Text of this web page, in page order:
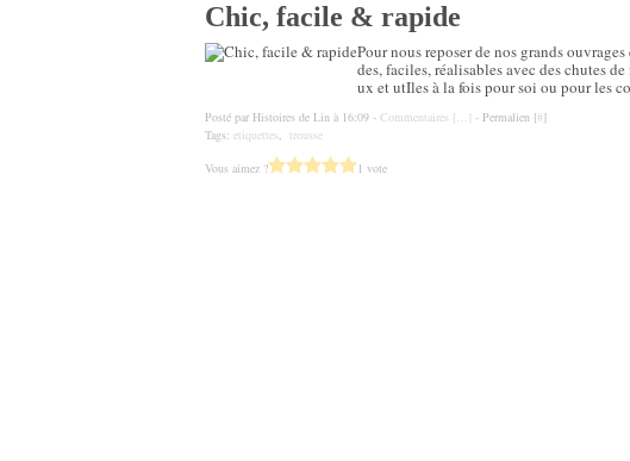
Chic, facile & rapide
Pour nous reposer de nos grands
des, faciles, réalisables avec des chutes
ux et utIles à la fois pour soi ou pour les
Posté par Histoires de Lin à 16:09 - Commentaires [… - Permalien [#]
Tags: etiquettes, trousse
Vous aimez ?
1 vote